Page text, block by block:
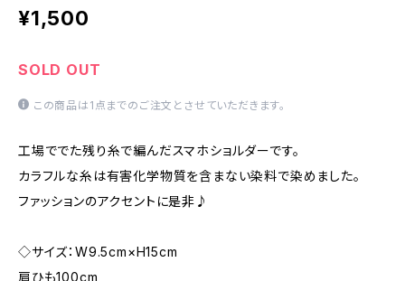
¥1,500
SOLD OUT
この商品は1点までのご注文とさせていただきます。
工場ででた残り糸で編んだスマホショルダーです。
カラフルな糸は有害化学物質を含まない染料で染めました。
ファッションのアクセントに是非♪
◇サイズ：W9.5cm×H15cm
肩ひも100cm